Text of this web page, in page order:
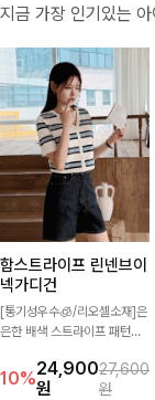
지금 가장 인기있는 아
함스트라이프 린넨브이
넥가디건
[통기성우수🧊/리오셀소재]은
은한 배색 스트라이프 패턴으
드 살려주는 니트 가디건 💛
브이넥 라인에 슬림하게 떨어
10%24,900
원
27,600
원